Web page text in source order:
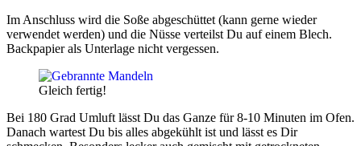
Im Anschluss wird die Soße abgeschüttet (kann gerne wieder
verwendet werden) und die Nüsse verteilst Du auf einem Blech.
Backpapier als Unterlage nicht vergessen.
Gleich fertig!
Bei 180 Grad Umluft lässt Du das Ganze für 8-10 Minuten im Ofen.
Danach wartest Du bis alles abgekühlt ist und lässt es Dir